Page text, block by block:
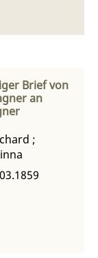
Brief von
an
;